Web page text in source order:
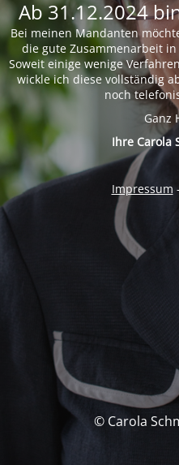
Ab 31.12.2024
Bei meinen Mandanten
die gute Zusammenarbeit
Soweit einige wenige
wickle ich diese vollständig
noch
Ganz
Ihre Carola
Impressum -
© Carola